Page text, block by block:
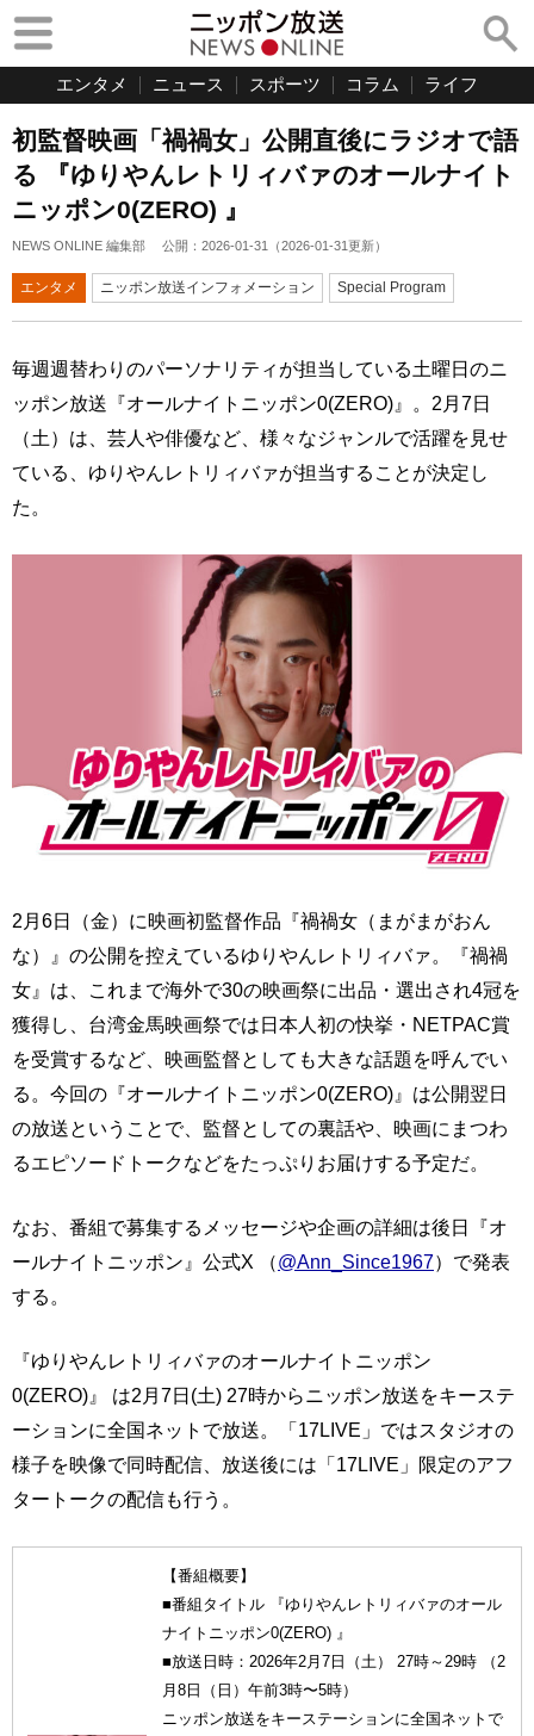
エンタメ ニュース スポーツ コラム ライフ
初監督映画「禍禍女」公開直後にラジオで語
る 『ゆりやんレトリィバァのオールナイト
ニッポン0(ZERO) 』
NEWS ONLINE 編集部 公開： 2026-01-31 （2026-01-31更新）
エンタメ ニッポン放送インフォメーション Special Program
毎週週替わりのパーソナリティが担当している土曜日のニ
ッポン放送『オールナイトニッポン0(ZERO)』。2月7日
（土）は、芸人や俳優など、様々なジャンルで活躍を見せ
ている、ゆりやんレトリィバァが担当することが決定し
た。
2月6日（金）に映画初監督作品『禍禍女（まがまがおん
な）』の公開を控えているゆりやんレトリィバァ。『禍禍
女』は、これまで海外で30の映画祭に出品・選出され4冠を
獲得し、台湾金馬映画祭では日本人初の快挙・NETPAC賞
を受賞するなど、映画監督としても大きな話題を呼んでい
る。今回の『オールナイトニッポン0(ZERO)』は公開翌日
の放送ということで、監督としての裏話や、映画にまつわ
るエピソードトークなどをたっぷりお届けする予定だ。
なお、番組で募集するメッセージや企画の詳細は後日『オ
ールナイトニッポン』公式X （@Ann_Since1967）で発表
する。
『ゆりやんレトリィバァのオールナイトニッポン
0(ZERO)』 は2月7日(土) 27時からニッポン放送をキーステ
ーションに全国ネットで放送。「17LIVE」ではスタジオの
様子を映像で同時配信、放送後には「17LIVE」限定のアフ
タートークの配信も行う。
【番組概要】
■番組タイトル 『ゆりやんレトリィバァのオール
ナイトニッポン0(ZERO) 』
■放送日時：2026年2月7日（土） 27時～29時 （2
月8日（日）午前3時〜5時）
ニッポン放送をキーステーションに全国ネットで